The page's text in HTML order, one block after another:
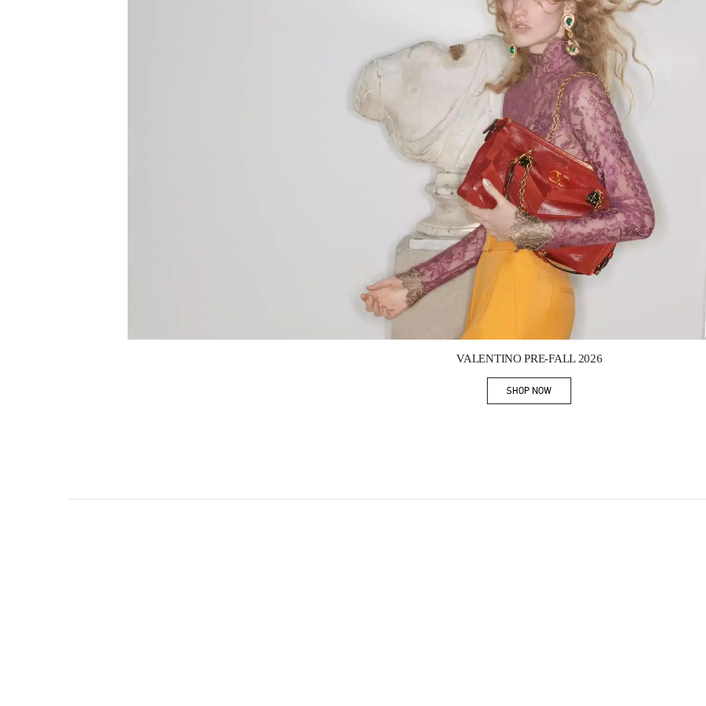
VALENTINO PRE-FALL 2026
SHOP NOWLink Opens in New Tab